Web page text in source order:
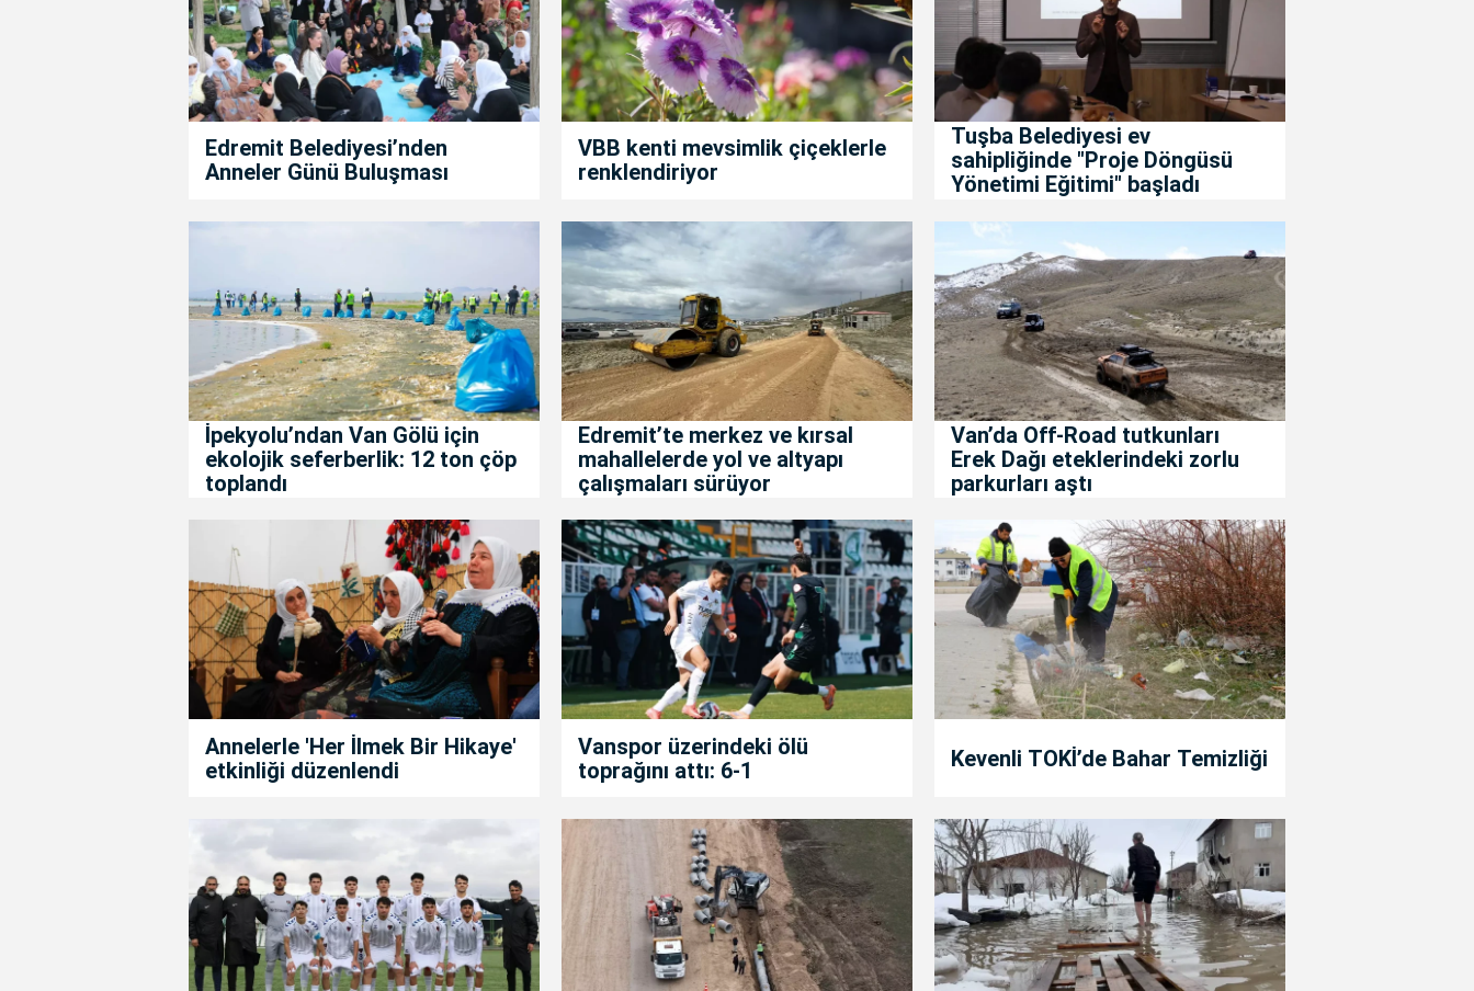
Edremit Belediyesi’nden
Anneler Günü Buluşması
VBB kenti mevsimlik çiçeklerle
renklendiriyor
Tuşba Belediyesi ev
sahipliğinde "Proje Döngüsü
Yönetimi Eğitimi" başladı
İpekyolu’ndan Van Gölü için
ekolojik seferberlik: 12 ton çöp
toplandı
Edremit’te merkez ve kırsal
mahallelerde yol ve altyapı
çalışmaları sürüyor
Van’da Off-Road tutkunları
Erek Dağı eteklerindeki zorlu
parkurları aştı
Annelerle 'Her İlmek Bir Hikaye'
etkinliği düzenlendi
Vanspor üzerindeki ölü
toprağını attı: 6-1
Kevenli TOKİ’de Bahar Temizliği